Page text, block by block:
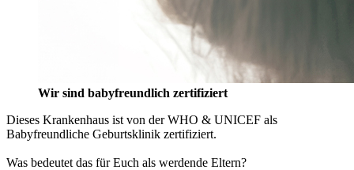
Wir sind babyfreundlich zertifiziert
Dieses Krankenhaus ist von der WHO & UNICEF als
Babyfreundliche Geburtsklinik zertifiziert.
Was bedeutet das für Euch als werdende Eltern?